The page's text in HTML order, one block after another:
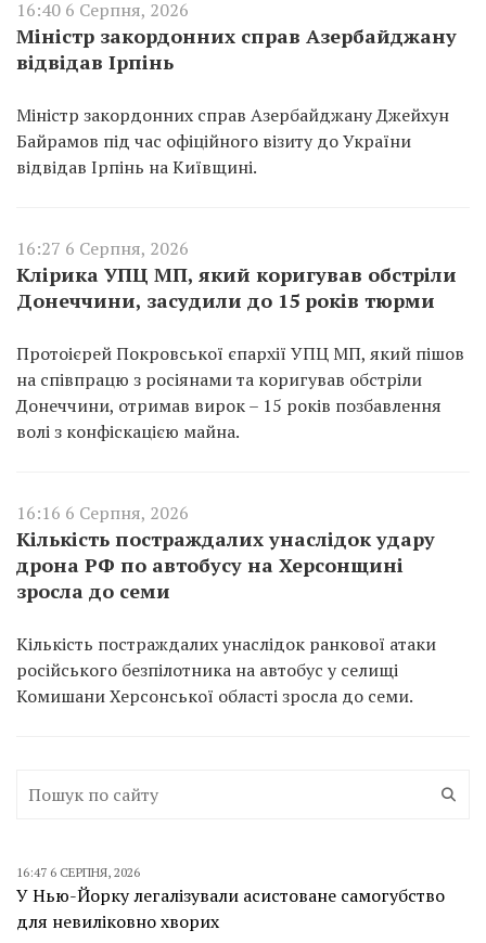
16:40 6 Серпня, 2026
Міністр закордонних справ Азербайджану
відвідав Ірпінь
Міністр закордонних справ Азербайджану Джейхун
Байрамов під час офіційного візиту до України
відвідав Ірпінь на Київщині.
16:27 6 Серпня, 2026
Клірика УПЦ МП, який коригував обстріли
Донеччини, засудили до 15 років тюрми
Протоієрей Покровської єпархії УПЦ МП, який пішов
на співпрацю з росіянами та коригував обстріли
Донеччини, отримав вирок – 15 років позбавлення
волі з конфіскацією майна.
16:16 6 Серпня, 2026
Кількість постраждалих унаслідок удару
дрона РФ по автобусу на Херсонщині
зросла до семи
Кількість постраждалих унаслідок ранкової атаки
російського безпілотника на автобус у селищі
Комишани Херсонської області зросла до семи.
16:47 6 СЕРПНЯ, 2026
У Нью-Йорку легалізували асистоване самогубство
для невиліковно хворих